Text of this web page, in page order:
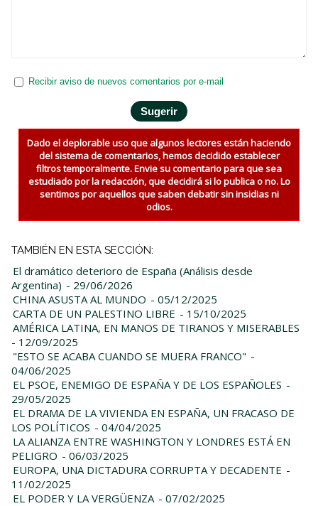
Recibir aviso de nuevos comentarios por e-mail
Dado el deplorable uso que algunos lectores están haciendo
del sistema de comentarios, hemos decidido establecer
filtros temporalmente. Envie su comentario para que sea
estudiado por la redacción, que decidirá si lo publica o no. Lo
sentimos por aquellos que saben debatir sin insidias ni
odios.
TAMBIÉN EN ESTA SECCIÓN:
El dramático deterioro de España (Análisis desde
Argentina) - 29/06/2026
CHINA ASUSTA AL MUNDO - 05/12/2025
CARTA DE UN PALESTINO LIBRE - 15/10/2025
AMÉRICA LATINA, EN MANOS DE TIRANOS Y MISERABLES
- 12/09/2025
"ESTO SE ACABA CUANDO SE MUERA FRANCO" -
04/06/2025
EL PSOE, ENEMIGO DE ESPAÑA Y DE LOS ESPAÑOLES -
29/05/2025
EL DRAMA DE LA VIVIENDA EN ESPAÑA, UN FRACASO DE
LOS POLÍTICOS - 04/04/2025
LA ALIANZA ENTRE WASHINGTON Y LONDRES ESTÁ EN
PELIGRO - 06/03/2025
EUROPA, UNA DICTADURA CORRUPTA Y DECADENTE -
11/02/2025
EL PODER Y LA VERGÜENZA - 07/02/2025